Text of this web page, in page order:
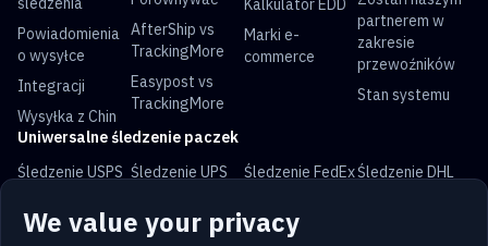
We value your privacy
Powiadomienia
o wysyłce
Integracji
Wysyłka z Chin
AfterShip vs
TrackingMore
Easypost vs
TrackingMore
Kalkulator EDD
Marki e-
commerce
partnerem w
zakresie
przewoźników
Stan systemu
Uniwersalne śledzenie paczek
Śledzenie USPS Śledzenie UPS Śledzenie FedExŚledzenie DHL
Post
Mail
Express